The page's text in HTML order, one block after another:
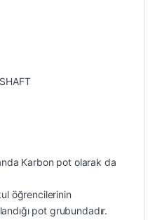
Karbon pot olarak da
öğrencilerinin
pot grubundadır.